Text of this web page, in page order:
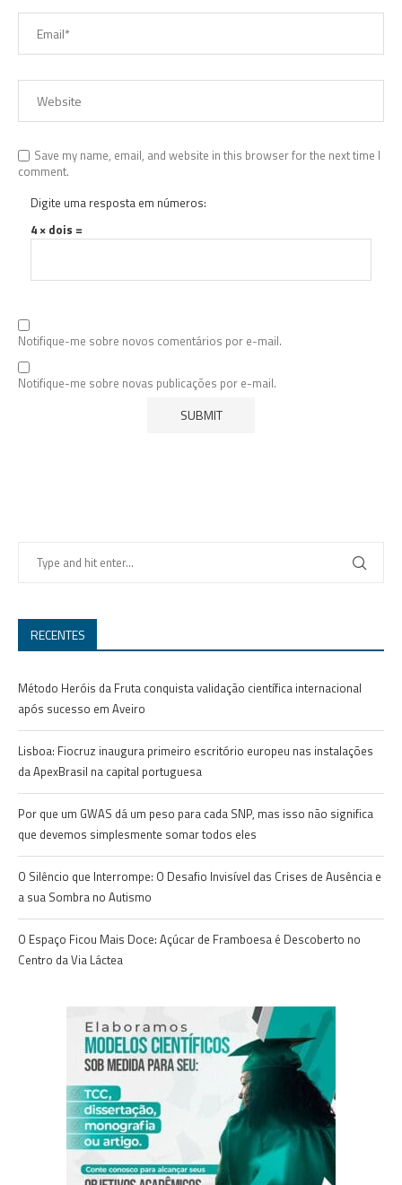
Save my name, email, and website in this browser for the next time I
comment.
Digite uma resposta em números:
4 × dois =
Notifique-me sobre novos comentários por e-mail.
Notifique-me sobre novas publicações por e-mail.
RECENTES
Método Heróis da Fruta conquista validação científica internacional
após sucesso em Aveiro
Lisboa: Fiocruz inaugura primeiro escritório europeu nas instalações
da ApexBrasil na capital portuguesa
Por que um GWAS dá um peso para cada SNP, mas isso não significa
que devemos simplesmente somar todos eles
O Silêncio que Interrompe: O Desafio Invisível das Crises de Ausência e
a sua Sombra no Autismo
O Espaço Ficou Mais Doce: Açúcar de Framboesa é Descoberto no
Centro da Via Láctea